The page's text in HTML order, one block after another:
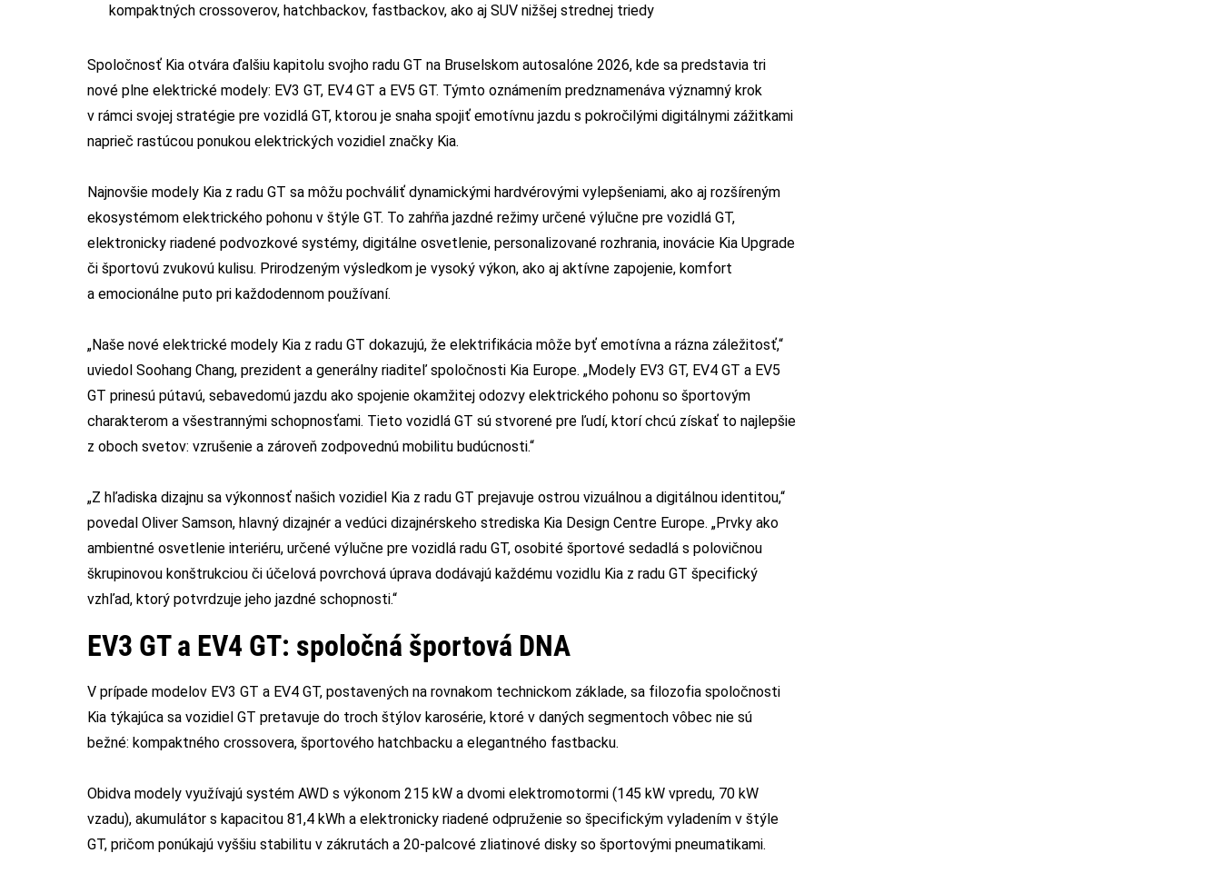
kompaktných crossoverov, hatchbackov, fastbackov, ako aj SUV nižšej strednej triedy
Spoločnosť Kia otvára ďalšiu kapitolu svojho radu GT na Bruselskom autosalóne 2026, kde sa predstavia tri
nové plne elektrické modely: EV3 GT, EV4 GT a EV5 GT. Týmto oznámením predznamenáva významný krok
v rámci svojej stratégie pre vozidlá GT, ktorou je snaha spojiť emotívnu jazdu s pokročilými digitálnymi zážitkami
naprieč rastúcou ponukou elektrických vozidiel značky Kia.
Najnovšie modely Kia z radu GT sa môžu pochváliť dynamickými hardvérovými vylepšeniami, ako aj rozšíreným
ekosystémom elektrického pohonu v štýle GT. To zahŕňa jazdné režimy určené výlučne pre vozidlá GT,
elektronicky riadené podvozkové systémy, digitálne osvetlenie, personalizované rozhrania, inovácie Kia Upgrade
či športovú zvukovú kulisu. Prirodzeným výsledkom je vysoký výkon, ako aj aktívne zapojenie, komfort
a emocionálne puto pri každodennom používaní.
„Naše nové elektrické modely Kia z radu GT dokazujú, že elektrifikácia môže byť emotívna a rázna záležitosť,“
uviedol Soohang Chang, prezident a generálny riaditeľ spoločnosti Kia Europe. „Modely EV3 GT, EV4 GT a EV5
GT prinesú pútavú, sebavedomú jazdu ako spojenie okamžitej odozvy elektrického pohonu so športovým
charakterom a všestrannými schopnosťami. Tieto vozidlá GT sú stvorené pre ľudí, ktorí chcú získať to najlepšie
z oboch svetov: vzrušenie a zároveň zodpovednú mobilitu budúcnosti.“
„Z hľadiska dizajnu sa výkonnosť našich vozidiel Kia z radu GT prejavuje ostrou vizuálnou a digitálnou identitou,“
povedal Oliver Samson, hlavný dizajnér a vedúci dizajnérskeho strediska Kia Design Centre Europe. „Prvky ako
ambientné osvetlenie interiéru, určené výlučne pre vozidlá radu GT, osobité športové sedadlá s polovičnou
škrupinovou konštrukciou či účelová povrchová úprava dodávajú každému vozidlu Kia z radu GT špecifický
vzhľad, ktorý potvrdzuje jeho jazdné schopnosti.“
EV3 GT a EV4 GT: spoločná športová DNA
V prípade modelov EV3 GT a EV4 GT, postavených na rovnakom technickom základe, sa filozofia spoločnosti
Kia týkajúca sa vozidiel GT pretavuje do troch štýlov karosérie, ktoré v daných segmentoch vôbec nie sú
bežné: kompaktného crossovera, športového hatchbacku a elegantného fastbacku.
Obidva modely využívajú systém AWD s výkonom 215 kW a dvomi elektromotormi (145 kW vpredu, 70 kW
vzadu), akumulátor s kapacitou 81,4 kWh a elektronicky riadené odpruženie so špecifickým vyladením v štýle
GT, pričom ponúkajú vyššiu stabilitu v zákrutách a 20-palcové zliatinové disky so športovými pneumatikami.